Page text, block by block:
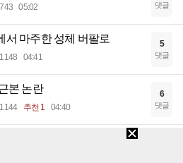
05:02 댓글
서 마주한 성체 버팔로
04:41
5
댓글
본 논란
추천 1 04:40
6
댓글